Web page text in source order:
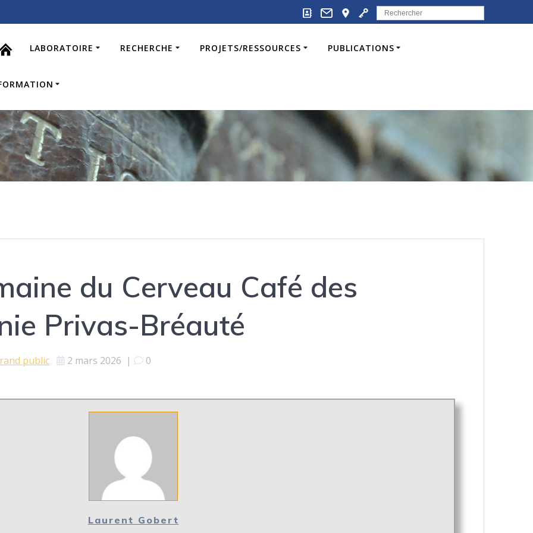
Search
for:
LABORATOIRE RECHERCHE PROJETS/RESSOURCES PUBLICATIONS
du Cerveau Café des
Privas-Bréauté
public 2 mars 2026 | 0
Laurent Gobert